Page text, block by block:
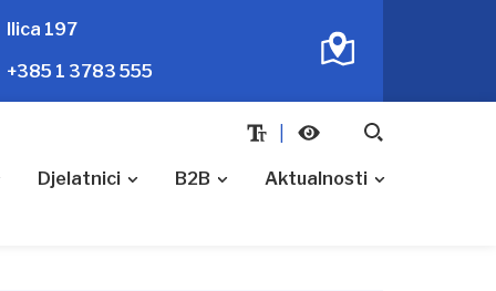
Ilica 197
+385 1 3783 555
Djelatnici B2B Aktualnosti